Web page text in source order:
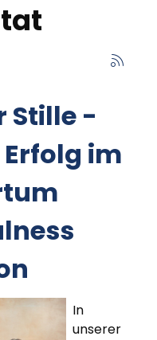
Stille -
im
In
unserer